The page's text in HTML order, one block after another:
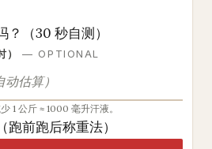
（30 秒自测）
）— OPTIONAL
1 公斤 ≈ 1000 毫升汗液。
前跑后称重法）